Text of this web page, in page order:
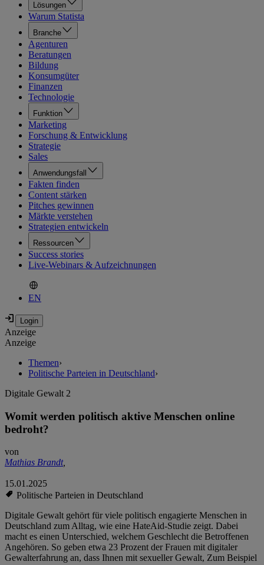
Lösungen
Warum Statista
Branche
Agenturen
Beratungen
Bildung
Konsumgüter
Finanzen
Technologie
Funktion
Marketing
Forschung & Entwicklung
Strategie
Sales
Anwendungsfall
Fakten finden
Content stärken
Pitches gewinnen
Märkte verstehen
Strategien entwickeln
Ressourcen
Success stories
Live-Webinars & Aufzeichnungen
EN
Anzeige
Anzeige
Themen›
Politische Parteien in Deutschland›
Digitale Gewalt 2
Womit werden politisch aktive Menschen online
bedroht?
von
Mathias Brandt,
15.01.2025
Politische Parteien in Deutschland
Digitale Gewalt gehört für viele politisch engagierte Menschen in
Deutschland zum Alltag, wie eine HateAid-Studie zeigt. Dabei
macht es einen Unterschied, welchem Geschlecht die Betroffenen
Angehören. So geben etwa 23 Prozent der Frauen mit digitaler
Gewalterfahrung an, dass Ihnen mit sexueller Gewalt, Zum Beispiel